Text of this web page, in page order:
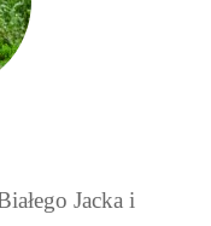
Jacka i